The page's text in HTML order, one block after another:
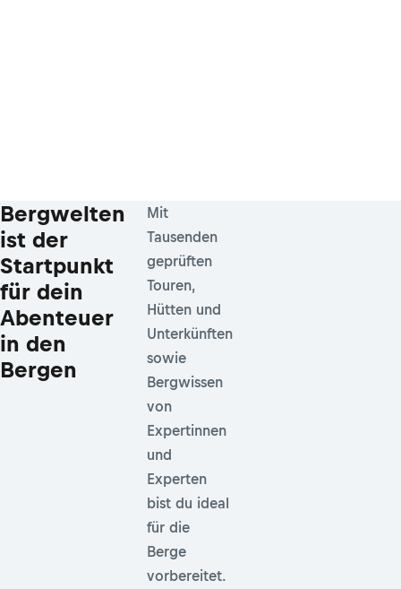
Bergwelten
ist der
Startpunkt
für dein
Abenteuer
in den
Bergen
Mit
Tausenden
geprüften
Touren,
Hütten und
Unterkünften
sowie
Bergwissen
von
Expertinnen
und
Experten
bist du ideal
für die
Berge
vorbereitet.